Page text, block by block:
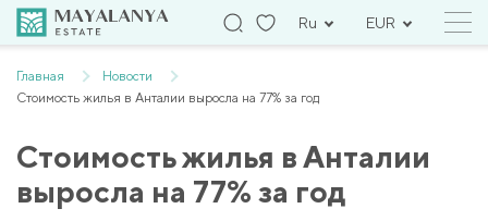
Ru EUR
Главная
Новости
Стоимость жилья в Анталии выросла на 77% за год
Стоимость жилья в Анталии
выросла на 77% за год